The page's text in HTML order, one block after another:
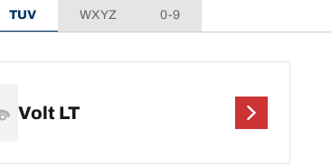
TUV WXYZ 0-9
Volt LT